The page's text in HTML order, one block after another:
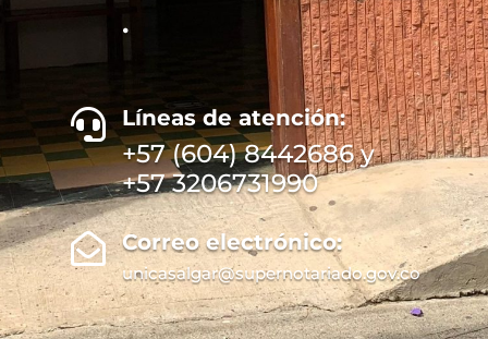
•
 Líneas de atención:
+57 (604) 8442686 y
+57 3206731990
 Correo electrónico:
unicasalgar@supernotariado.gov.co